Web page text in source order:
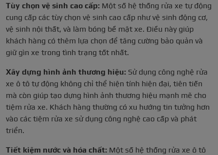
Tùy chọn vệ sinh cao cấp: Một số hệ thống rửa xe tự động
cung cấp các tùy chọn vệ sinh cao cấp như vệ sinh động cơ,
vệ sinh nội thất, và làm bóng bề mặt xe. Điều này giúp
khách hàng có thêm lựa chọn để tăng cường bảo quản và
giữ gìn xe trong tình trạng tốt nhất.
Xây dựng hình ảnh thương hiệu: Sử dụng công nghệ rửa
xe ô tô tự động không chỉ thể hiện tính hiện đại, tiên tiến
mà còn giúp tạo dựng hình ảnh thương hiệu mạnh mẽ cho
tiệm rửa xe. Khách hàng thường có xu hướng tin tưởng hơn
vào các tiệm rửa xe sử dụng công nghệ cao cấp và phát
triển.
Tiết kiệm nước và hóa chất: Một số hệ thống rửa xe ô tô